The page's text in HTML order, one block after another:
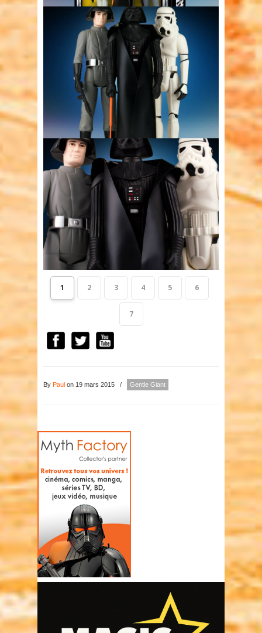
1 2 3 4 5 6
7
By Paul on 19 mars 2015 / Gentle Giant